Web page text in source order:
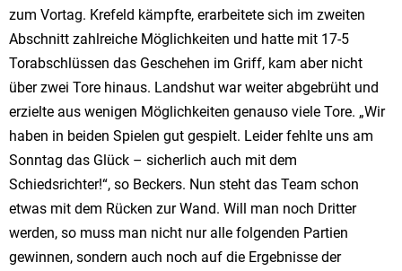
zum Vortag. Krefeld kämpfte, erarbeitete sich im zweiten
Abschnitt zahlreiche Möglichkeiten und hatte mit 17-5
Torabschlüssen das Geschehen im Griff, kam aber nicht
über zwei Tore hinaus. Landshut war weiter abgebrüht und
erzielte aus wenigen Möglichkeiten genauso viele Tore. „Wir
haben in beiden Spielen gut gespielt. Leider fehlte uns am
Sonntag das Glück – sicherlich auch mit dem
Schiedsrichter!“, so Beckers. Nun steht das Team schon
etwas mit dem Rücken zur Wand. Will man noch Dritter
werden, so muss man nicht nur alle folgenden Partien
gewinnen, sondern auch noch auf die Ergebnisse der